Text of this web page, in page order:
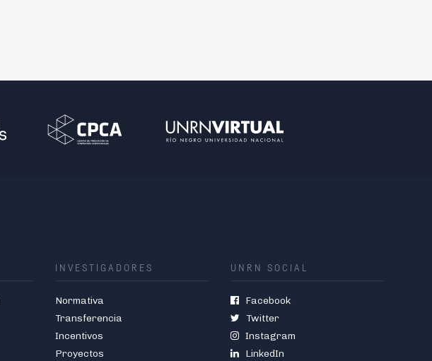
INVESTIGADORES
Normativa
Transferencia
Incentivos
Proyectos
UNRN SOCIAL
Facebook
Twitter
Instagram
LinkedIn